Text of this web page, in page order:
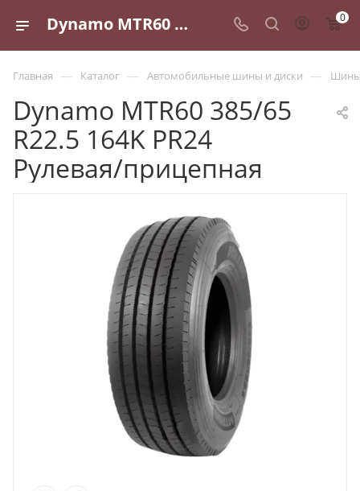
Dynamo MTR60 385/65 R22.5 164K PR24 Рулевая/прицепная - купить в Санкт-Петербурге по выгодной цене 0
Главная — Каталог — Автомобильные шины и диски — Шины
Dynamo MTR60 385/65
R22.5 164K PR24
Рулевая/прицепная